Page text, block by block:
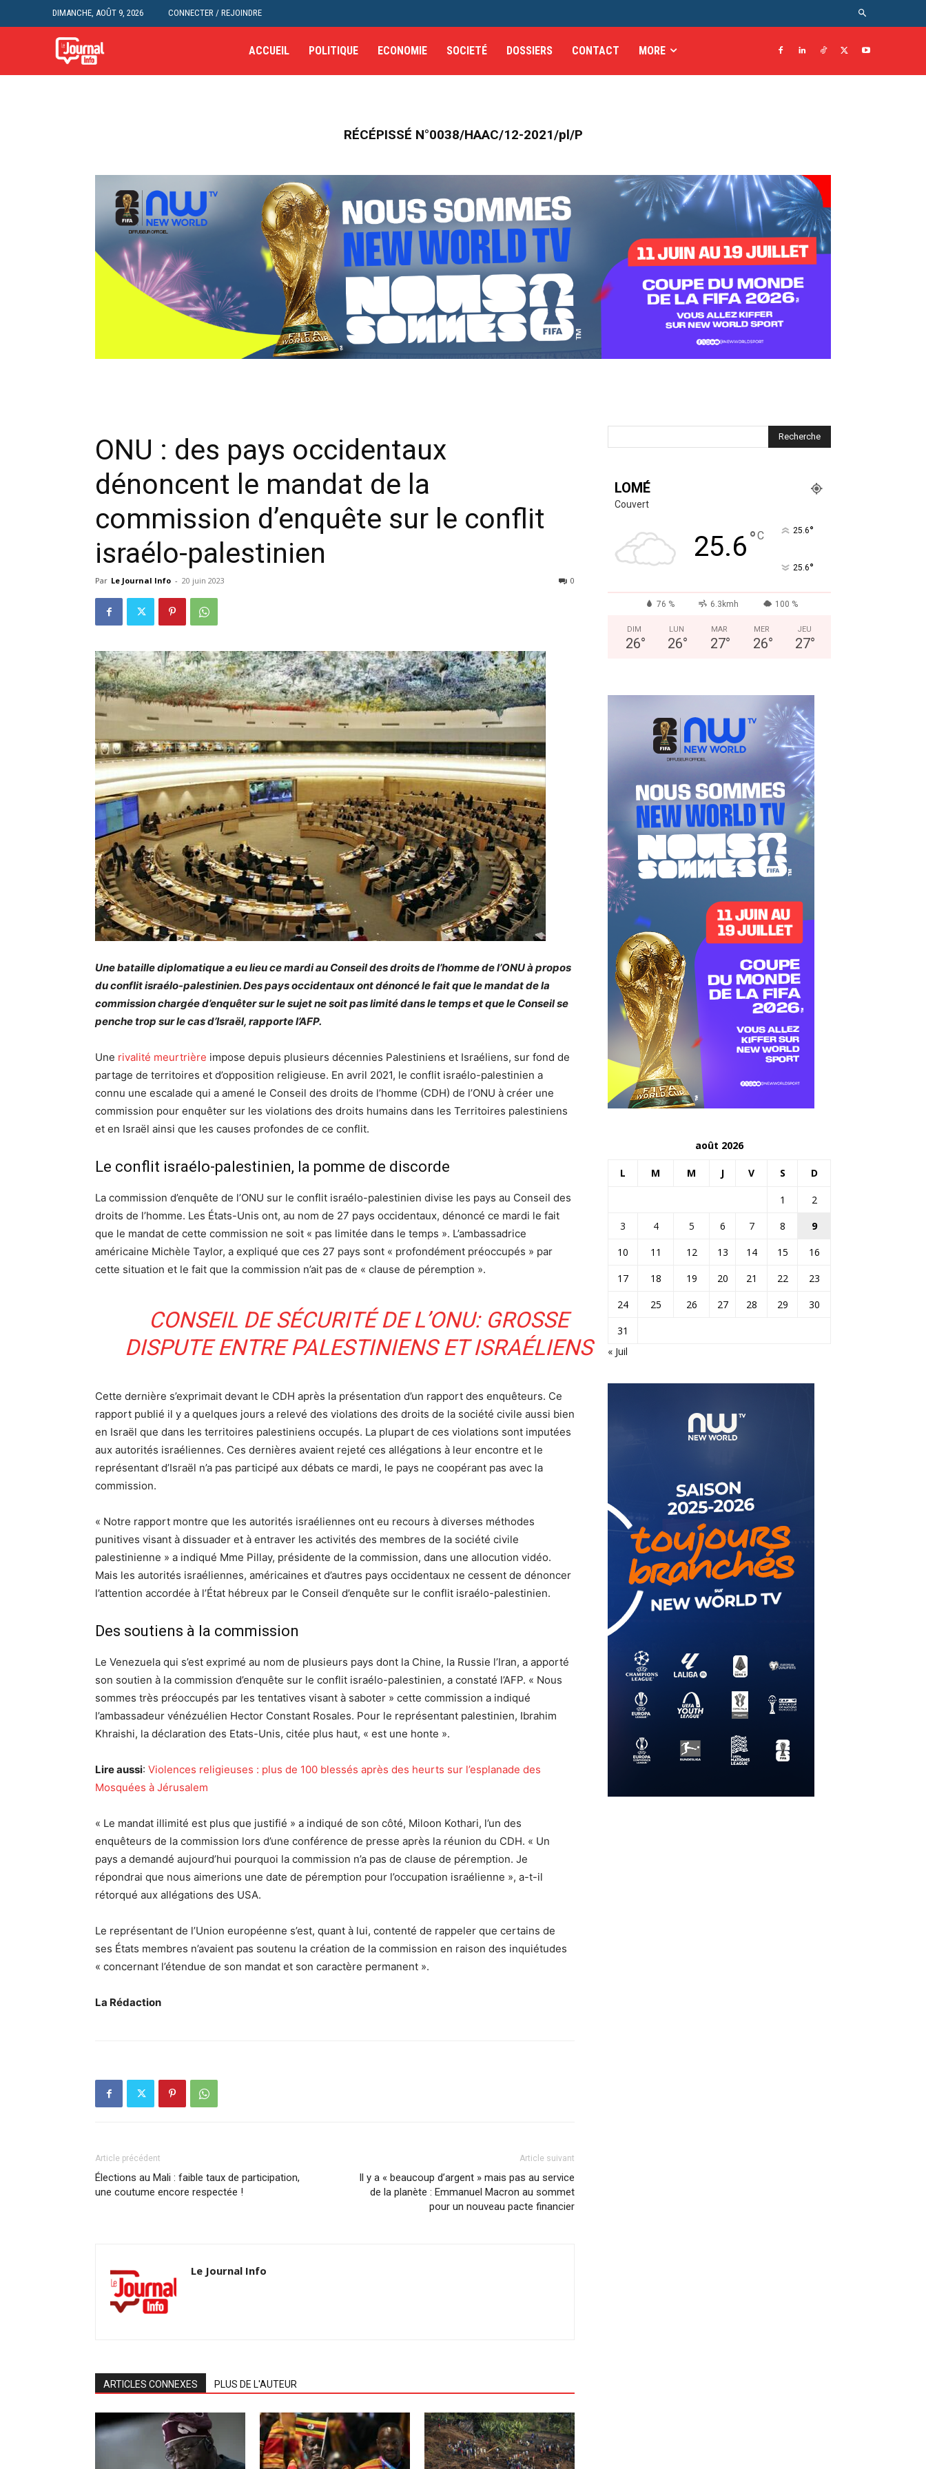
DIMANCHE, AOÛT 9, 2026 CONNECTER / REJOINDRE
ACCUEIL POLITIQUE ECONOMIE SOCIETÉ DOSSIERS CONTACT MORE
RÉCÉPISSÉ N°0038/HAAC/12-2021/pl/P
ONU : des pays occidentaux
dénoncent le mandat de la
commission d’enquête sur le conflit
israélo-palestinien
Par Le Journal Info - 20 juin 2023 0
Une bataille diplomatique a eu lieu ce mardi au Conseil des droits de l’homme de l’ONU à propos
du conflit israélo-palestinien. Des pays occidentaux ont dénoncé le fait que le mandat de la
commission chargée d’enquêter sur le sujet ne soit pas limité dans le temps et que le Conseil se
penche trop sur le cas d’Israël, rapporte l’AFP.
Une rivalité meurtrière impose depuis plusieurs décennies Palestiniens et Israéliens, sur fond de
partage de territoires et d’opposition religieuse. En avril 2021, le conflit israélo-palestinien a
connu une escalade qui a amené le Conseil des droits de l’homme (CDH) de l’ONU à créer une
commission pour enquêter sur les violations des droits humains dans les Territoires palestiniens
et en Israël ainsi que les causes profondes de ce conflit.
Le conflit israélo-palestinien, la pomme de discorde
La commission d’enquête de l’ONU sur le conflit israélo-palestinien divise les pays au Conseil des
droits de l’homme. Les États-Unis ont, au nom de 27 pays occidentaux, dénoncé ce mardi le fait
que le mandat de cette commission ne soit « pas limitée dans le temps ». L’ambassadrice
américaine Michèle Taylor, a expliqué que ces 27 pays sont « profondément préoccupés » par
cette situation et le fait que la commission n’ait pas de « clause de péremption ».
CONSEIL DE SÉCURITÉ DE L’ONU: GROSSE
DISPUTE ENTRE PALESTINIENS ET ISRAÉLIENS
Cette dernière s’exprimait devant le CDH après la présentation d’un rapport des enquêteurs. Ce
rapport publié il y a quelques jours a relevé des violations des droits de la société civile aussi bien
en Israël que dans les territoires palestiniens occupés. La plupart de ces violations sont imputées
aux autorités israéliennes. Ces dernières avaient rejeté ces allégations à leur encontre et le
représentant d’Israël n’a pas participé aux débats ce mardi, le pays ne coopérant pas avec la
commission.
« Notre rapport montre que les autorités israéliennes ont eu recours à diverses méthodes
punitives visant à dissuader et à entraver les activités des membres de la société civile
palestinienne » a indiqué Mme Pillay, présidente de la commission, dans une allocution vidéo.
Mais les autorités israéliennes, américaines et d’autres pays occidentaux ne cessent de dénoncer
l’attention accordée à l’État hébreux par le Conseil d’enquête sur le conflit israélo-palestinien.
Des soutiens à la commission
Le Venezuela qui s’est exprimé au nom de plusieurs pays dont la Chine, la Russie l’Iran, a apporté
son soutien à la commission d’enquête sur le conflit israélo-palestinien, a constaté l’AFP. « Nous
sommes très préoccupés par les tentatives visant à saboter » cette commission a indiqué
l’ambassadeur vénézuélien Hector Constant Rosales. Pour le représentant palestinien, Ibrahim
Khraishi, la déclaration des Etats-Unis, citée plus haut, « est une honte ».
Lire aussi: Violences religieuses : plus de 100 blessés après des heurts sur l’esplanade des
Mosquées à Jérusalem
« Le mandat illimité est plus que justifié » a indiqué de son côté, Miloon Kothari, l’un des
enquêteurs de la commission lors d’une conférence de presse après la réunion du CDH. « Un
pays a demandé aujourd’hui pourquoi la commission n’a pas de clause de péremption. Je
répondrai que nous aimerions une date de péremption pour l’occupation israélienne », a-t-il
rétorqué aux allégations des USA.
Le représentant de l’Union européenne s’est, quant à lui, contenté de rappeler que certains de
ses États membres n’avaient pas soutenu la création de la commission en raison des inquiétudes
« concernant l’étendue de son mandat et son caractère permanent ».
La Rédaction
Article précédent
Élections au Mali : faible taux de participation,
une coutume encore respectée !
Article suivant
Il y a « beaucoup d’argent » mais pas au service
de la planète : Emmanuel Macron au sommet
pour un nouveau pacte financier
Le Journal Info
ARTICLES CONNEXES PLUS DE L'AUTEUR
LOMÉ
Couvert
25.6°C 25.6°
25.6°
76 % 6.3kmh 100 %
DIM
26°
LUN
26°
MAR
27°
MER
26°
JEU
27°
août 2026
L M M J V S D
1
2
3
4 5 6 7 8
9
10
11 12 13 14 15
16
17
18 19 20 21 22
23
24
25 26 27 28 29
30
31
« Juil